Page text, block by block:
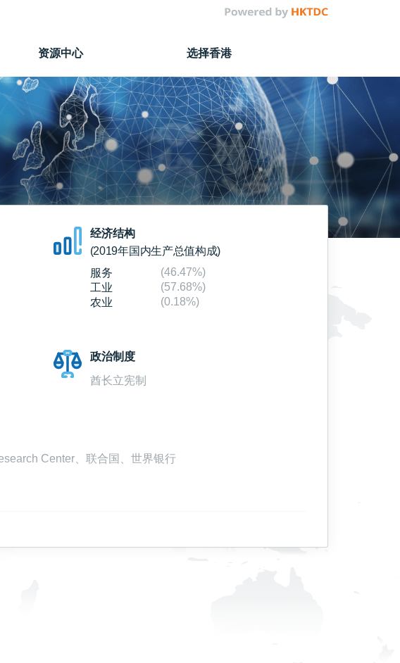
资源中心 选择香港
经济结构
(2019年国内生产总值构成)
服务
(46.47%)
工业
(57.68%)
农业
(0.18%)
政治制度
酋长立宪制
Center、联合国、世界银行